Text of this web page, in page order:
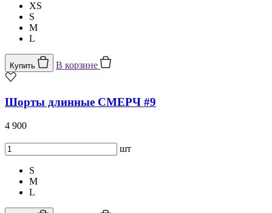
XS
S
M
L
Купить В корзине
Шорты длинные СМЕРЧ #9
4 900
шт
S
M
L